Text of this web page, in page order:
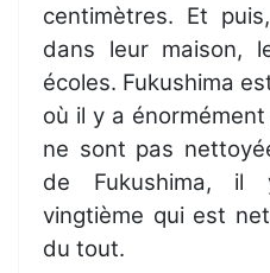
centimètres. Et
dans leur maison,
écoles. Fukushima
où il y a
ne sont pas
de Fukushima,
vingtième qui est
du tout.